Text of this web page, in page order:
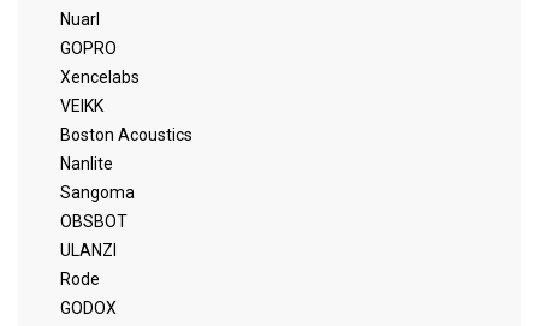
Nuarl
GOPRO
Xencelabs
VEIKK
Boston Acoustics
Nanlite
Sangoma
OBSBOT
ULANZI
Rode
GODOX